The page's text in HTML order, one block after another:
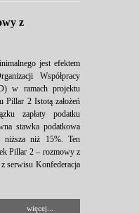
z
jest efektem
Współpracy
w ramach projektu
Pillar 2 Istotą założeń
zapłaty podatku
stawka podatkowa
niż 15%. Ten
Pillar 2 – rozmowy z
serwisu Konfederacja
więcej...